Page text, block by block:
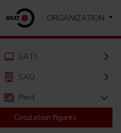
ORGANIZATION
SATI
SAO
Print
Circulation figures